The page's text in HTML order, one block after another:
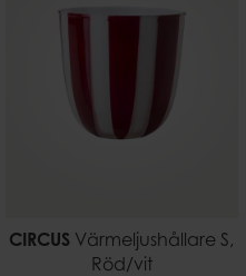
CIRCUS Värmeljushållare S,
Röd/vit